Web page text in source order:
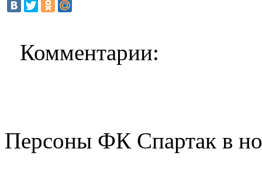
Комментарии:
Персоны ФК Спартак в